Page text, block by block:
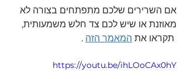
אם השרירים שלכם מתפתחים בצורה לא
מאוזנת או שיש לכם צד חלש משמעותית,
המאמר הזה .
https://youtu.be/ihLOoCAx0hY